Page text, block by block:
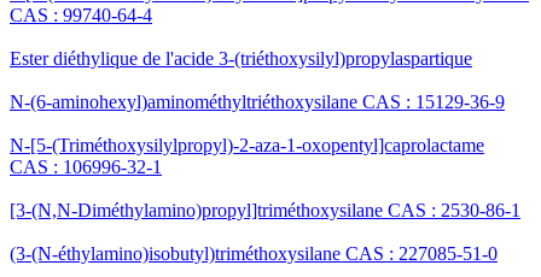
CAS : 99740-64-4
Ester diéthylique de l'acide 3-(triéthoxysilyl)propylaspartique
N-(6-aminohexyl)aminométhyltriéthoxysilane CAS : 15129-36-9
N-[5-(Triméthoxysilylpropyl)-2-aza-1-oxopentyl]caprolactame
CAS : 106996-32-1
[3-(N,N-Diméthylamino)propyl]triméthoxysilane CAS : 2530-86-1
(3-(N-éthylamino)isobutyl)triméthoxysilane CAS : 227085-51-0